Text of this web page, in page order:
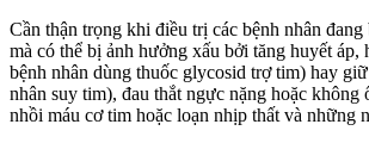
Cần thận trọng khi điều trị các bệnh nhân
mà có thể bị ảnh hưởng xấu bởi tăng huyết áp,
bệnh nhân dùng thuốc glycosid trợ tim) hay
nhân suy tim), đau thắt ngực nặng hoặc không
nhồi máu cơ tim hoặc loạn nhịp thất và những